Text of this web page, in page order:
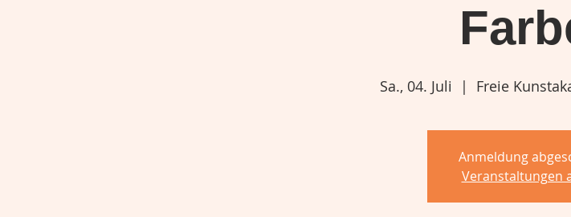
Sa., 04. Juli
  |
Freie
Anmeldung
Veranstaltungen